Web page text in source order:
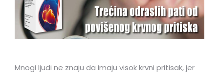
Mnogi ljudi ne znaju da imaju visok krvni pritisak, jer